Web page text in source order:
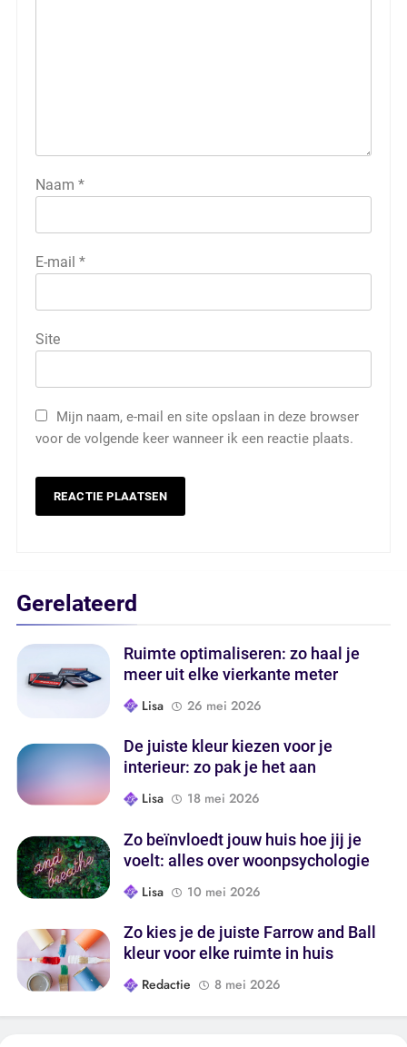
Naam *
E-mail *
Site
Mijn naam, e-mail en site opslaan in deze browser
voor de volgende keer wanneer ik een reactie plaats.
Gerelateerd
Ruimte optimaliseren: zo haal je
meer uit elke vierkante meter
Lisa
26 mei 2026
De juiste kleur kiezen voor je
interieur: zo pak je het aan
Lisa
18 mei 2026
Zo beïnvloedt jouw huis hoe jij je
voelt: alles over woonpsychologie
Lisa
10 mei 2026
Zo kies je de juiste Farrow and Ball
kleur voor elke ruimte in huis
Redactie
8 mei 2026